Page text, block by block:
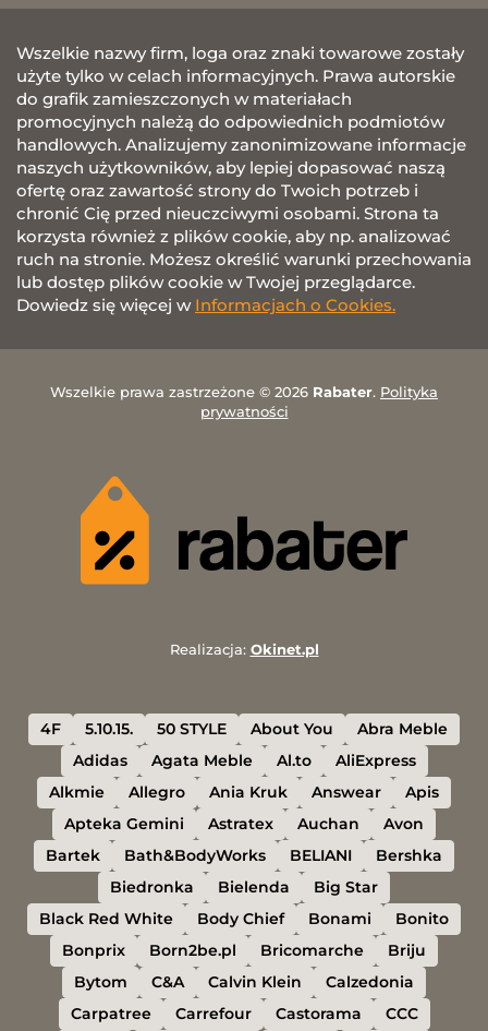
Wszelkie nazwy firm, loga oraz znaki towarowe zostały
użyte tylko w celach informacyjnych. Prawa autorskie
do grafik zamieszczonych w materiałach
promocyjnych należą do odpowiednich podmiotów
handlowych. Analizujemy zanonimizowane informacje
naszych użytkowników, aby lepiej dopasować naszą
ofertę oraz zawartość strony do Twoich potrzeb i
chronić Cię przed nieuczciwymi osobami. Strona ta
korzysta również z plików cookie, aby np. analizować
ruch na stronie. Możesz określić warunki przechowania
lub dostęp plików cookie w Twojej przeglądarce.
Dowiedz się więcej w Informacjach o Cookies.
Wszelkie prawa zastrzeżone © 2026 Rabater. Polityka
prywatności
Realizacja: Okinet.pl
4F 5.10.15. 50 STYLE About You
Abra Meble
Adidas
Agata Meble Al.to
AliExpress
Alkmie
Allegro Ania Kruk Answear
Apis
Apteka Gemini
Astratex Auchan
Avon
Bartek
Bath&BodyWorks BELIANI
Bershka
Biedronka
Bielenda
Big Star
Black Red White
Body Chief Bonami
Bonito
Bonprix
Born2be.pl Bricomarche
Briju
Bytom
C&A Calvin Klein
Calzedonia
Carpatree
Carrefour Castorama CCC